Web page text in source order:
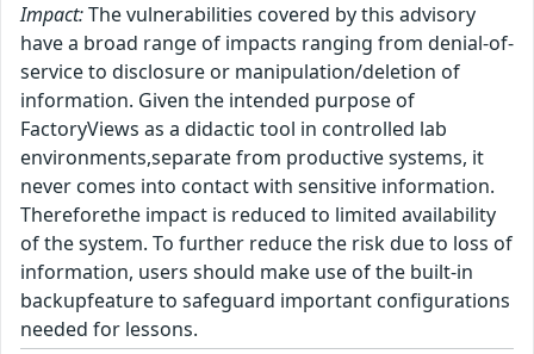
Impact:The vulnerabilities covered by this advisory
have a broad range of impacts ranging from denial-of-
service to disclosure or manipulation/deletion of
information. Given the intended purpose of
FactoryViews as a didactic tool in controlled lab
environments,separate from productive systems, it
never comes into contact with sensitive information.
Thereforethe impact is reduced to limited availability
of the system. To further reduce the risk due to loss of
information, users should make use of the built-in
backupfeature to safeguard important configurations
needed for lessons.